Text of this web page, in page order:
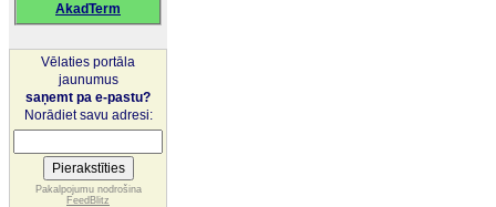
AkadTerm
Vēlaties portāla
jaunumus
saņemt pa e-pastu?
Norādiet savu adresi:
Pakalpojumu nodrošina
FeedBlitz